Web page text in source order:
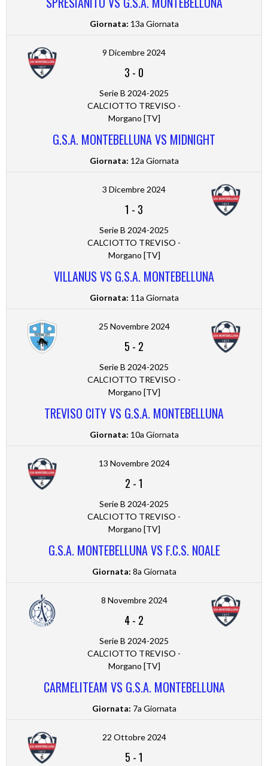
Giornata: 13a Giornata
9 Dicembre 2024
3 - 0
Serie B 2024-2025
CALCIOTTO TREVISO -
Morgano [TV]
G.S.A. MONTEBELLUNA VS MIDNIGHT
Giornata: 12a Giornata
3 Dicembre 2024
1 - 3
Serie B 2024-2025
CALCIOTTO TREVISO -
Morgano [TV]
VILLANUS VS G.S.A. MONTEBELLUNA
Giornata: 11a Giornata
25 Novembre 2024
5 - 2
Serie B 2024-2025
CALCIOTTO TREVISO -
Morgano [TV]
TREVISO CITY VS G.S.A. MONTEBELLUNA
Giornata: 10a Giornata
13 Novembre 2024
2 -1
Serie B 2024-2025
CALCIOTTO TREVISO -
Morgano [TV]
G.S.A. MONTEBELLUNA VS F.C.S. NOALE
Giornata: 8a Giornata
8 Novembre 2024
4- 2
Serie B 2024-2025
CALCIOTTO TREVISO -
Morgano [TV]
CARMELITEAM VS G.S.A. MONTEBELLUNA
Giornata: 7a Giornata
22 Ottobre 2024
5 -1